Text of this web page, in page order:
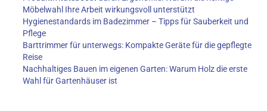
Möbelwahl Ihre Arbeit wirkungsvoll unterstützt
Hygienestandards im Badezimmer – Tipps für Sauberkeit und
Pflege
Barttrimmer für unterwegs: Kompakte Geräte für die gepflegte
Reise
Nachhaltiges Bauen im eigenen Garten: Warum Holz die erste
Wahl für Gartenhäuser ist